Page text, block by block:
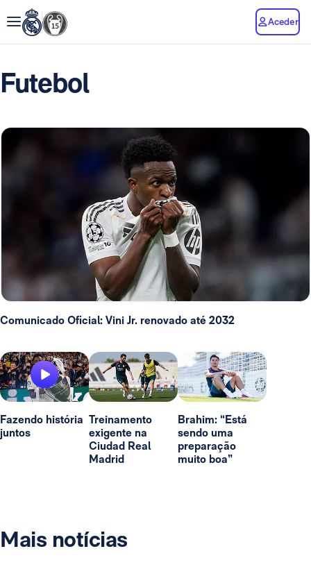
Aceder
Futebol
Comunicado Oficial: Vini Jr. renovado até 2032
Fazendo história
juntos
Treinamento
exigente na
Ciudad Real
Madrid
Brahim: “Está
sendo uma
preparação
muito boa”
Mais notícias